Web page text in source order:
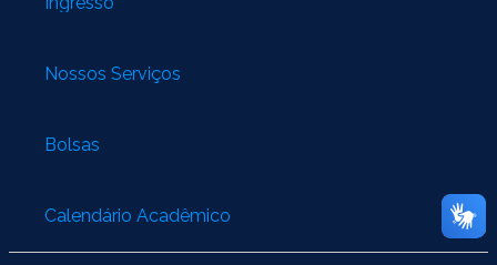
Nossos Serviços
Bolsas
Calendário Acadêmico